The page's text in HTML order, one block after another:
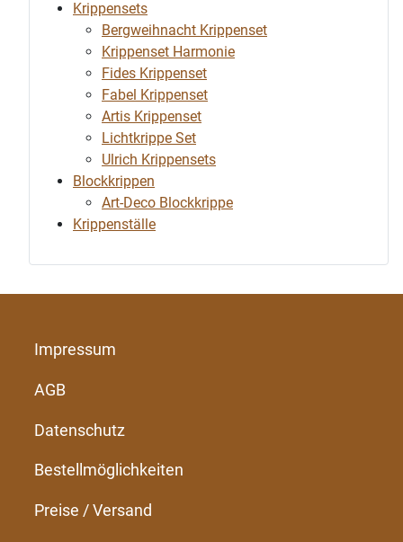
Krippensets
Bergweihnacht Krippenset
Krippenset Harmonie
Fides Krippenset
Fabel Krippenset
Artis Krippenset
Lichtkrippe Set
Ulrich Krippensets
Blockkrippen
Art-Deco Blockkrippe
Krippenställe
Impressum
AGB
Datenschutz
Bestellmöglichkeiten
Preise / Versand